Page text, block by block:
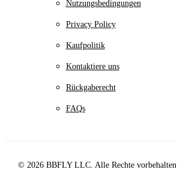
Nutzungsbedingungen
Privacy Policy
Kaufpolitik
Kontaktiere uns
Rückgaberecht
FAQs
© 2026 BBFLY LLC. Alle Rechte vorbehalten